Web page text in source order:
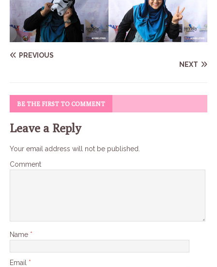
PREVIOUS
NEXT
BE THE FIRST TO COMMENT
Leave a Reply
Your email address will not be published.
Comment
Name *
Email *